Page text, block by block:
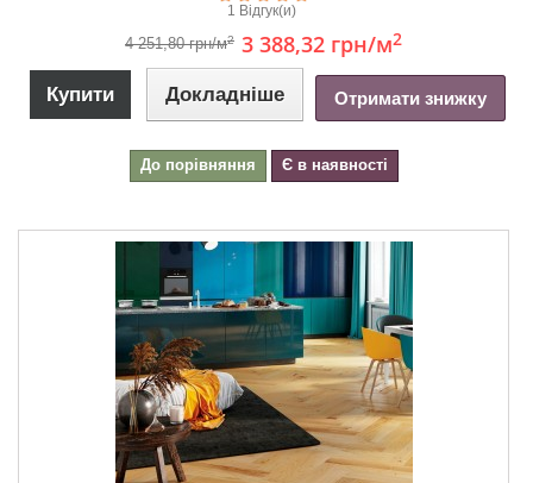
1 Відгук(и)
4 251,80 грн/м2 3 388,32 грн/м2
Купити Докладніше Отримати знижку
До порівняння Є в наявності